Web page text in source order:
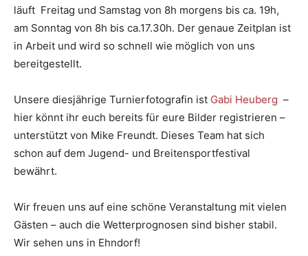
läuft Freitag und Samstag von 8h morgens bis ca. 19h,
am Sonntag von 8h bis ca.17.30h. Der genaue Zeitplan ist
in Arbeit und wird so schnell wie möglich von uns
bereitgestellt.
Unsere diesjährige Turnierfotografin ist Gabi Heuberg –
hier könnt ihr euch bereits für eure Bilder registrieren –
unterstützt von Mike Freundt. Dieses Team hat sich
schon auf dem Jugend- und Breitensportfestival
bewährt.
Wir freuen uns auf eine schöne Veranstaltung mit vielen
Gästen – auch die Wetterprognosen sind bisher stabil.
Wir sehen uns in Ehndorf!